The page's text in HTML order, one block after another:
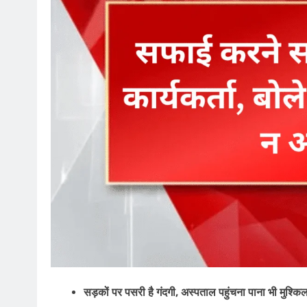
सड़कों पर पसरी है गंदगी, अस्पताल पहुंचना पाना भी